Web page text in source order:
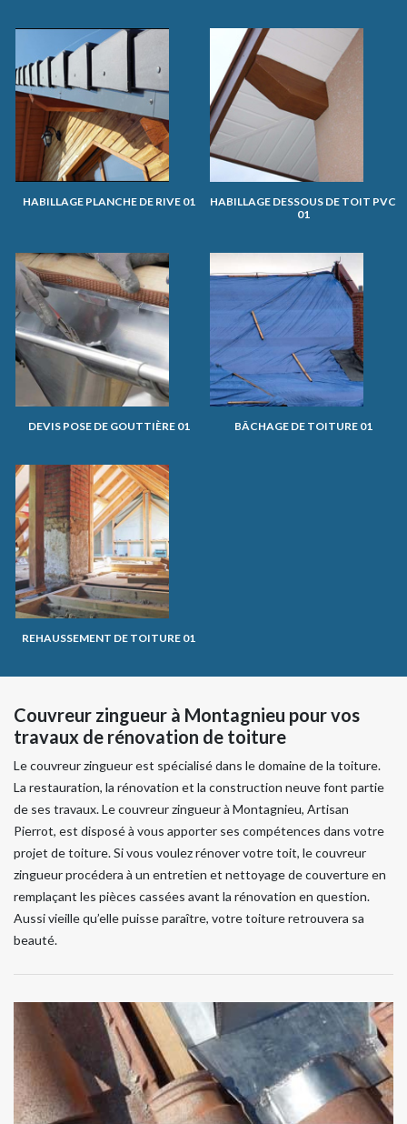
HABILLAGE PLANCHE DE RIVE 01
HABILLAGE DESSOUS DE TOIT PVC
01
DEVIS POSE DE GOUTTIÈRE 01 BÂCHAGE DE TOITURE 01
REHAUSSEMENT DE TOITURE 01
Couvreur zingueur à Montagnieu pour vos
travaux de rénovation de toiture
Le couvreur zingueur est spécialisé dans le domaine de la toiture.
La restauration, la rénovation et la construction neuve font partie
de ses travaux. Le couvreur zingueur à Montagnieu, Artisan
Pierrot, est disposé à vous apporter ses compétences dans votre
projet de toiture. Si vous voulez rénover votre toit, le couvreur
zingueur procédera à un entretien et nettoyage de couverture en
remplaçant les pièces cassées avant la rénovation en question.
Aussi vieille qu’elle puisse paraître, votre toiture retrouvera sa
beauté.